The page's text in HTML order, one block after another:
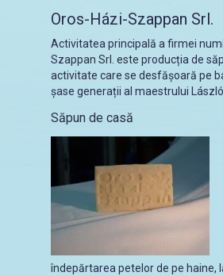
Oros-Házi-Szappan Srl.
Activitatea principală a firmei
Szappan Srl. este producția de
activitate care se desfășoară pe
șase generații al maestrului László
Săpun de casă
îndepărtarea petelor de pe haine,